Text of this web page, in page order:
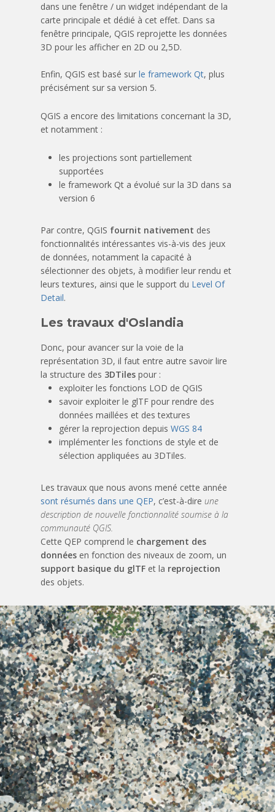
dans une fenêtre / un widget indépendant de la
carte principale et dédié à cet effet. Dans sa
fenêtre principale, QGIS reprojette les données
3D pour les afficher en 2D ou 2,5D.
Enfin, QGIS est basé surle framework Qt, plus
précisément sur sa version 5.
QGIS a encore des limitations concernant la 3D,
et notamment :
les projections sont partiellement
supportées
le framework Qt a évolué sur la 3D dans sa
version 6
Par contre, QGIS fournit nativement des
fonctionnalités intéressantes vis-à-vis des jeux
de données, notamment la capacité à
sélectionner des objets, à modifier leur rendu et
leurs textures, ainsi que le support du Level Of
Detail.
Les travaux d'Oslandia
Donc, pour avancer sur la voie de la
représentation 3D, il faut entre autre savoir lire
la structure des 3DTiles pour :
exploiter les fonctions LOD de QGIS
savoir exploiter le glTF pour rendre des
données maillées et des textures
gérer la reprojection depuisWGS 84
implémenter les fonctions de style et de
sélection appliquées au 3DTiles.
Les travaux que nous avons mené cette année
sont résumés dans une QEP, c’est-à-direune
description de nouvelle fonctionnalité soumise à la
communauté QGIS.
Cette QEP comprend le chargement des
données en fonction des niveaux de zoom, un
support basique du glTF et la reprojection
des objets.